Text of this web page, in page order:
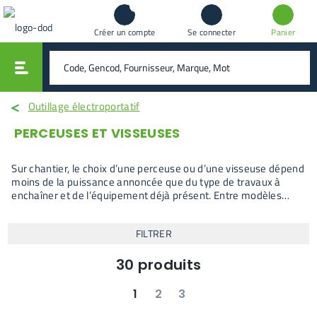
Créer un compte Se connecter Panier
rechercher
Outillage électroportatif
PERCEUSES ET VISSEUSES
Sur chantier, le choix d’une perceuse ou d’une visseuse dépend
moins de la puissance annoncée que du type de travaux à
enchaîner et de l’équipement déjà présent. Entre modèles
l’autonomie et la cohérence des kits proposés.
FILTRER
30 produits
1 2 3